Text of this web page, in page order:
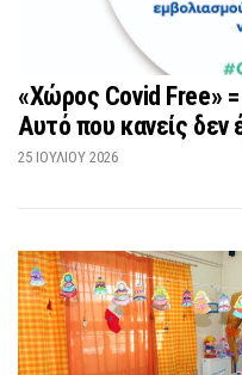
«Χώρος Covid Free»
Αυτό που κανείς δεν
25 ΙΟΥΛΊΟΥ 2026